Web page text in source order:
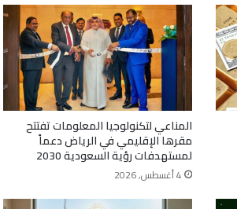
المناعي لتكنولوجيا المعلومات تفتتح
مقرها الإقليمي في الرياض دعماً
لمستهدفات رؤية السعودية 2030
4 أغسطس, 2026